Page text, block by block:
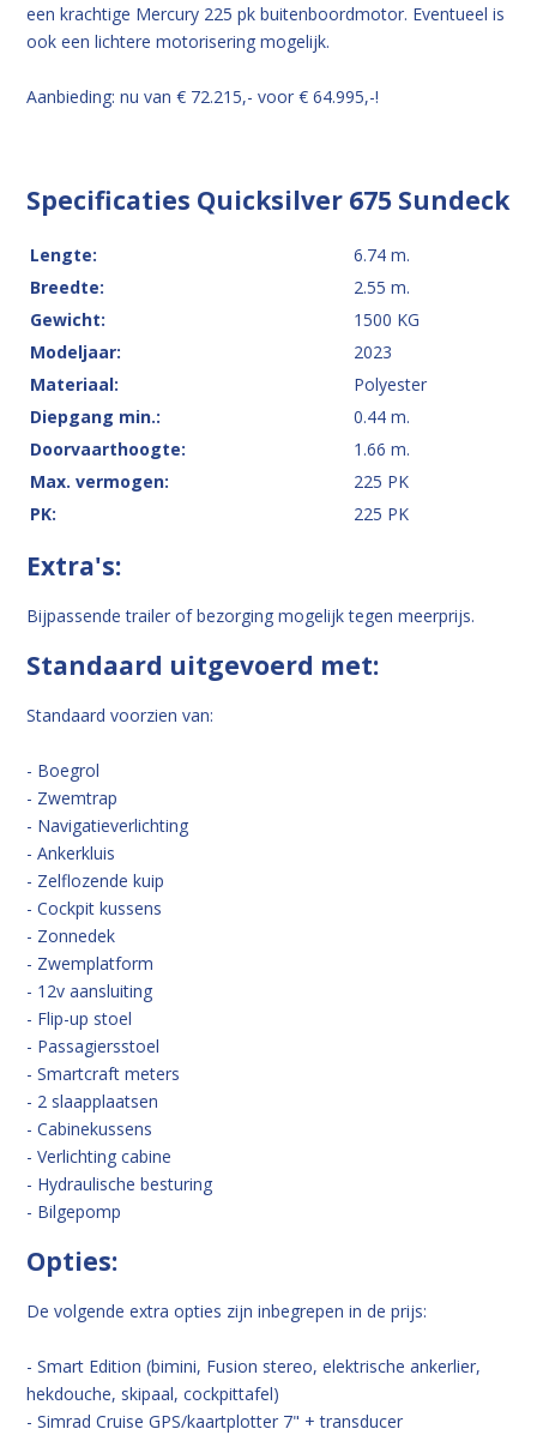
een krachtige Mercury 225 pk buitenboordmotor. Eventueel is
ook een lichtere motorisering mogelijk.
Aanbieding: nu van € 72.215,- voor € 64.995,-!
Specificaties Quicksilver 675 Sundeck
Lengte:
6.74 m.
Breedte:
2.55 m.
Gewicht:
1500 KG
Modeljaar:
2023
Materiaal:
Polyester
Diepgang min.:
0.44 m.
Doorvaarthoogte:
1.66 m.
Max. vermogen:
225 PK
PK:
225 PK
Extra's:
Bijpassende trailer of bezorging mogelijk tegen meerprijs.
Standaard uitgevoerd met:
Standaard voorzien van:
- Boegrol
- Zwemtrap
- Navigatieverlichting
- Ankerkluis
- Zelflozende kuip
- Cockpit kussens
- Zonnedek
- Zwemplatform
- 12v aansluiting
- Flip-up stoel
- Passagiersstoel
- Smartcraft meters
- 2 slaapplaatsen
- Cabinekussens
- Verlichting cabine
- Hydraulische besturing
- Bilgepomp
Opties:
De volgende extra opties zijn inbegrepen in de prijs:
- Smart Edition (bimini, Fusion stereo, elektrische ankerlier,
hekdouche, skipaal, cockpittafel)
- Simrad Cruise GPS/kaartplotter 7" + transducer